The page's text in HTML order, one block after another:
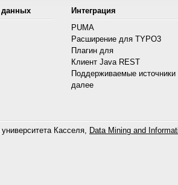
данных
Интеграция
PUMA
Расширение для TYPO3
Плагин для
Клиент Java REST
Поддерживаемые источники
далее
университета Касселя, Data Mining and